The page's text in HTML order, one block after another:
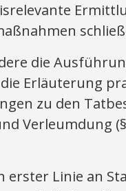
die
die Erläuterung
zu den
Verleumdung
erster Linie an